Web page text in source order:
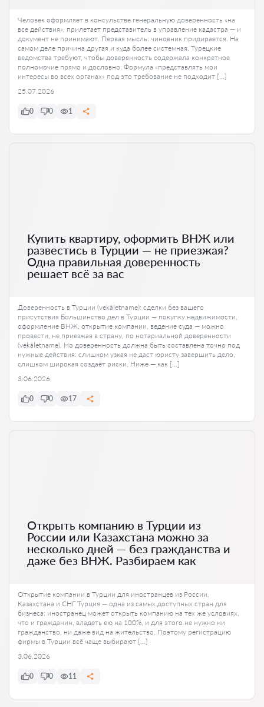
Человек оформляет в консульстве генеральную доверенность «на
все действия», прилетает представитель в управление кадастра — и
документ не принимают. Первая мысль: чиновник придирается. На
самом деле причина другая и куда более системная. Турецкие
ведомства требуют, чтобы доверенность содержала конкретное
полномочие прямо и дословно. Формула «представлять мои
интересы во всех органах» под это требование не подходит […]
25.07.2026
0 0 1
Купить квартиру, оформить ВНЖ или
развестись в Турции — не приезжая?
Одна правильная доверенность
решает всё за вас
Доверенность в Турции (vekâletname): сделки без вашего
присутствия Большинство дел в Турции — покупку недвижимости,
оформление ВНЖ, открытие компании, ведение суда — можно
провести, не приезжая в страну, по нотариальной доверенности
(vekâletname). Но доверенность должна быть составлена точно под
нужные действия: слишком узкая не даст юристу завершить дело,
слишком широкая создаёт риски. Ниже — как […]
3.06.2026
0 0 17
Открыть компанию в Турции из
России или Казахстана можно за
несколько дней — без гражданства и
даже без ВНЖ. Разбираем как
Открытие компании в Турции для иностранцев из России,
Казахстана и СНГ Турция — одна из самых доступных стран для
бизнеса: иностранец может открыть компанию на тех же условиях,
что и гражданин, владеть ею на 100%, и для этого не нужно ни
гражданство, ни даже вид на жительство. Поэтому регистрацию
фирмы в Турции всё чаще выбирают […]
3.06.2026
0 0 11